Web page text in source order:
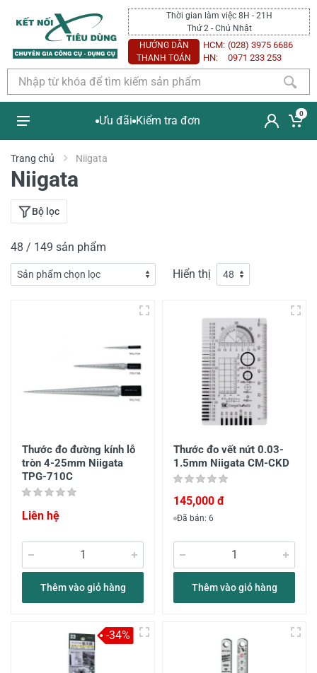
Thời gian làm việc 8H - 21H
Thứ 2 - Chủ Nhật
HƯỚNG DẪN
THANH TOÁN
HCM: (028) 3975 6686
HN:
0971 233 253
Ưu đãi Kiểm tra đơn
0
Trang chủ Niigata
Niigata
Bộ lọc
48 / 149 sản phẩm
Hiển thị
Thước đo đường kính lỗ
tròn 4-25mm Niigata
TPG-710C
Liên hệ
Thêm vào giỏ hàng
Thước đo vết nứt 0.03-
1.5mm Niigata CM-CKD
145,000 đ
Đã bán: 6
Thêm vào giỏ hàng
-34%